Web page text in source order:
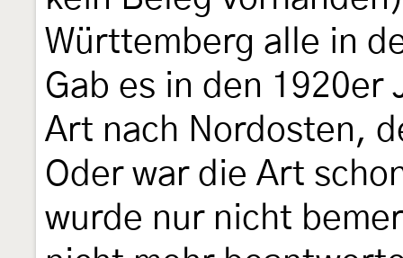
Württemberg alle in
Gab es in den 1920er
Art nach Nordosten,
Oder war die Art
wurde nur nicht